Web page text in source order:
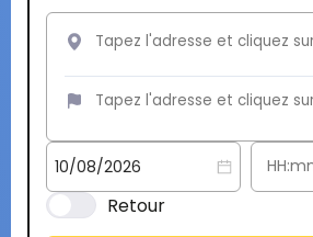
Retour